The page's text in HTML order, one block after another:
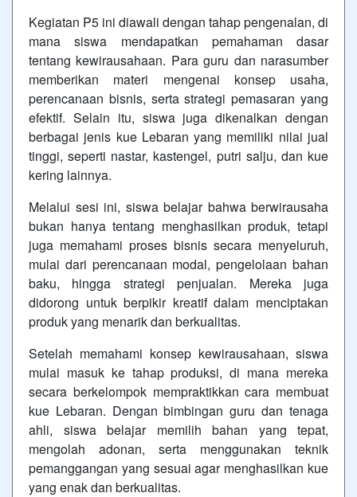
Kegiatan P5 ini diawali dengan tahap pengenalan, di
mana siswa mendapatkan pemahaman dasar
tentang kewirausahaan. Para guru dan narasumber
memberikan materi mengenai konsep usaha,
perencanaan bisnis, serta strategi pemasaran yang
efektif. Selain itu, siswa juga dikenalkan dengan
berbagai jenis kue Lebaran yang memiliki nilai jual
tinggi, seperti nastar, kastengel, putri salju, dan kue
kering lainnya.
Melalui sesi ini, siswa belajar bahwa berwirausaha
bukan hanya tentang menghasilkan produk, tetapi
juga memahami proses bisnis secara menyeluruh,
mulai dari perencanaan modal, pengelolaan bahan
baku, hingga strategi penjualan. Mereka juga
didorong untuk berpikir kreatif dalam menciptakan
produk yang menarik dan berkualitas.
Setelah memahami konsep kewirausahaan, siswa
mulai masuk ke tahap produksi, di mana mereka
secara berkelompok mempraktikkan cara membuat
kue Lebaran. Dengan bimbingan guru dan tenaga
ahli, siswa belajar memilih bahan yang tepat,
mengolah adonan, serta menggunakan teknik
pemanggangan yang sesuai agar menghasilkan kue
yang enak dan berkualitas.